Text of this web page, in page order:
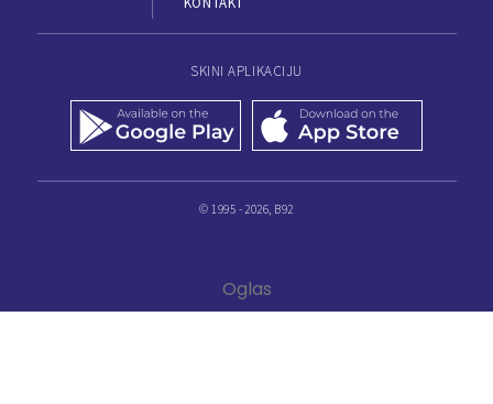
SKINI APLIKACIJU
© 1995 - 2026, B92